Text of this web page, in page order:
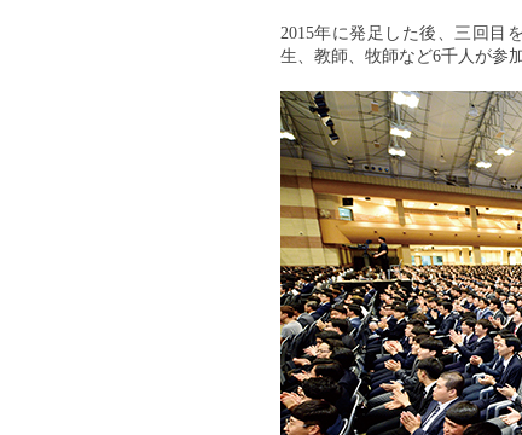
2015年に発足した後、三回目
生、教師、牧師など6千人が参加